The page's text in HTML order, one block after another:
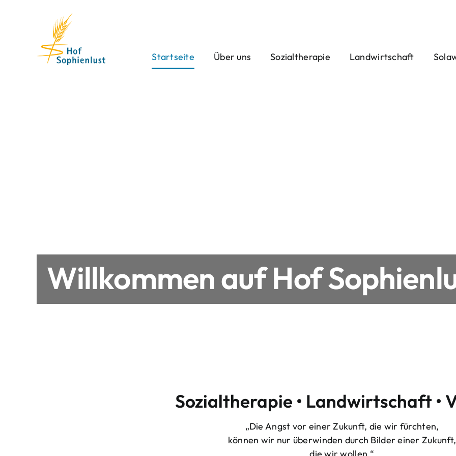
Startseite
Über uns Sozialtherapie Landwirtschaft
Willkommen auf Hof
Sozialtherapie • Landwirtschaft •
„Die Angst vor einer Zukunft, die wir fürchten,
können wir nur überwinden durch Bilder einer Zukunft,